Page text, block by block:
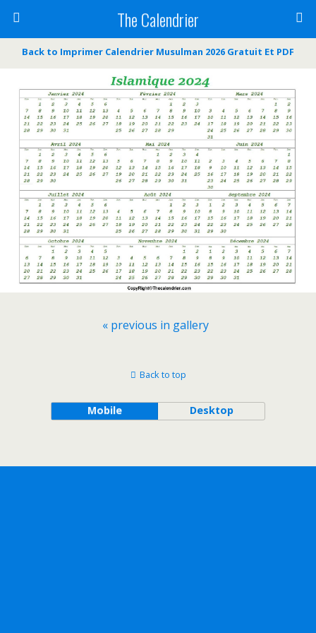
The Calendrier
Back to Imprimer Calendrier Musulman 2026 Gratuit Et PDF
« previous in gallery
Back to top
Mobile Desktop